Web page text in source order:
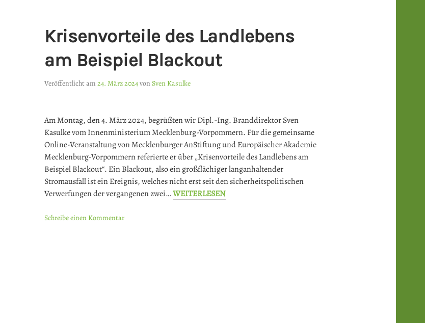
Krisenvorteile des Landlebens
am Beispiel Blackout
Veröffentlicht am 24. März 2024von Sven Kasulke
Am Montag, den 4. März 2024, begrüßten wir Dipl.-Ing. Branddirektor Sven
Kasulke vom Innenministerium Mecklenburg-Vorpommern. Für die gemeinsame
Online-Veranstaltung von Mecklenburger AnStiftung und Europäischer Akademie
Mecklenburg-Vorpommern referierte er über „Krisenvorteile des Landlebens am
Beispiel Blackout“. Ein Blackout, also ein großflächiger langanhaltender
Stromausfall ist ein Ereignis, welches nicht erst seit den sicherheitspolitischen
Verwerfungen der vergangenen zwei…WEITERLESEN
Schreibe einen Kommentar